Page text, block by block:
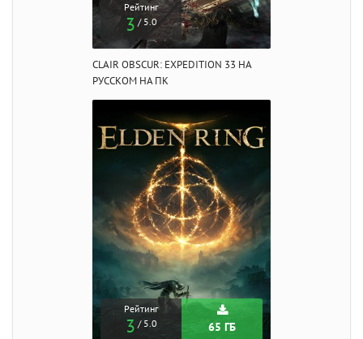
Рейтинг
3 / 5.0
CLAIR OBSCUR: EXPEDITION 33 НА
РУССКОМ НА ПК
Рейтинг
3 / 5.0 65 ГБ